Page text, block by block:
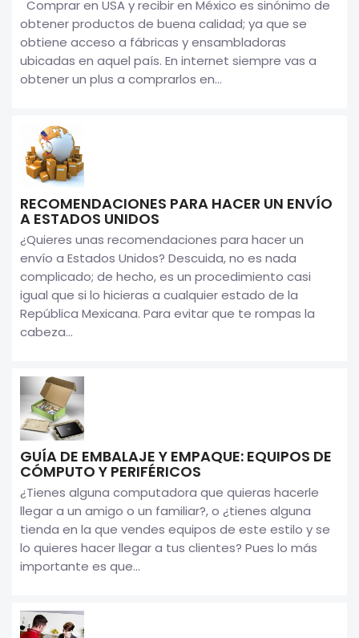
Comprar en USA y recibir en México es sinónimo de
obtener productos de buena calidad; ya que se
obtiene acceso a fábricas y ensambladoras
ubicadas en aquel país. En internet siempre vas a
obtener un plus a comprarlos en...
RECOMENDACIONES PARA HACER UN ENVÍO
A ESTADOS UNIDOS
¿Quieres unas recomendaciones para hacer un
envío a Estados Unidos? Descuida, no es nada
complicado; de hecho, es un procedimiento casi
igual que si lo hicieras a cualquier estado de la
República Mexicana. Para evitar que te rompas la
cabeza...
GUÍA DE EMBALAJE Y EMPAQUE: EQUIPOS DE
CÓMPUTO Y PERIFÉRICOS
¿Tienes alguna computadora que quieras hacerle
llegar a un amigo o un familiar?, o ¿tienes alguna
tienda en la que vendes equipos de este estilo y se
lo quieres hacer llegar a tus clientes? Pues lo más
importante es que...